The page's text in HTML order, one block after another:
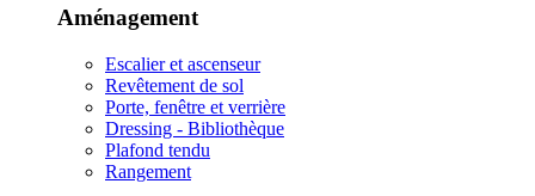
Aménagement
Escalier et ascenseur
Revêtement de sol
Porte, fenêtre et verrière
Dressing - Bibliothèque
Plafond tendu
Rangement